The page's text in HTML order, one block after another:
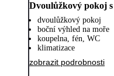
Dvoulůžkový pokoj
dvoulůžkový pokoj
boční výhled na moře
koupelna, fén, WC
klimatizace
zobrazit podrobnosti